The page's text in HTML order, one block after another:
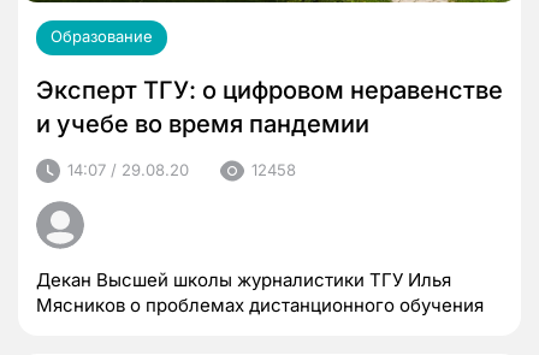
Образование
Эксперт ТГУ: о цифровом неравенстве
и учебе во время пандемии
14:07 / 29.08.20 12458
Декан Высшей школы журналистики ТГУ Илья
Мясников о проблемах дистанционного обучения